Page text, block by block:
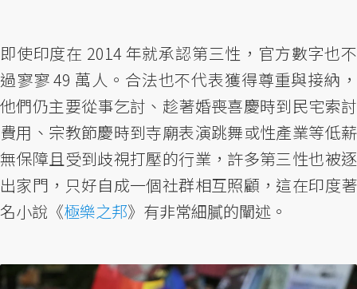
即使印度在 2014 年就承認第三性，官方數字也不
過寥寥 49 萬人。合法也不代表獲得尊重與接納，
他們仍主要從事乞討、趁著婚喪喜慶時到民宅索討
費用、宗教節慶時到寺廟表演跳舞或性產業等低薪
無保障且受到歧視打壓的行業，許多第三性也被逐
出家門，只好自成一個社群相互照顧，這在印度著
名小說《極樂之邦》有非常細膩的闡述。